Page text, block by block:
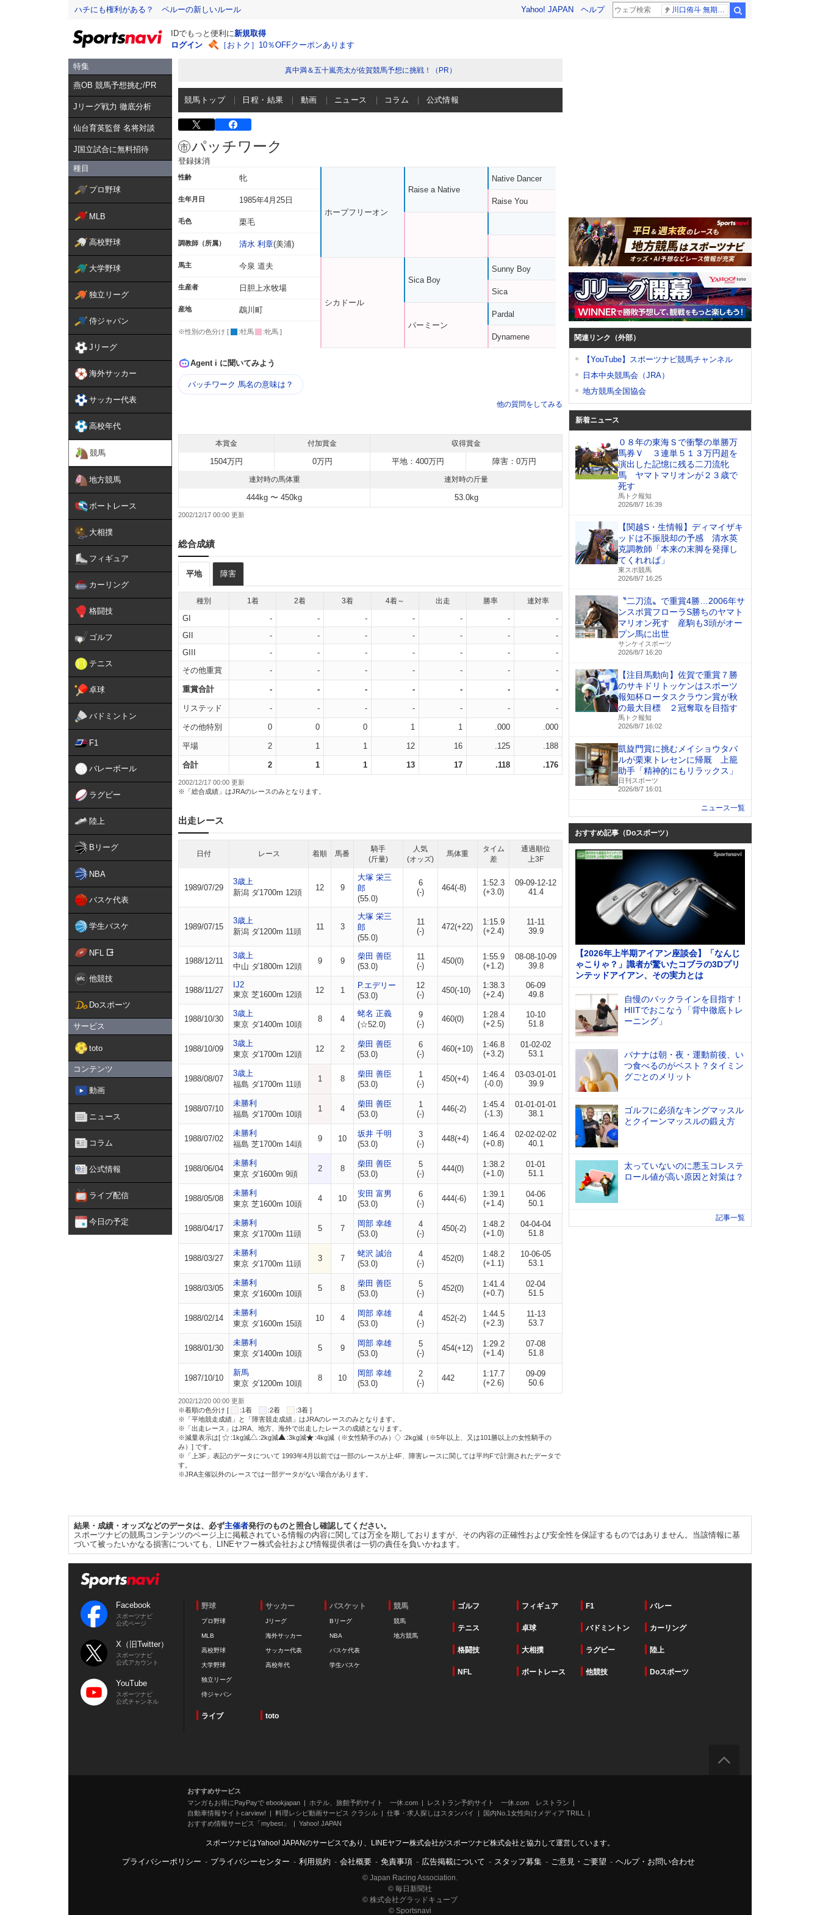
ハチにも権利がある？ ペルーの新しいルール Yahoo! JAPAN ヘルプ
IDでもっと便利に新規取得
ログイン
［おトク］10％OFFクーポンあります
特集
燕OB 競馬予想挑む/PR
Jリーグ戦力 徹底分析
仙台育英監督 名将対談
J国立試合に無料招待
種目
プロ野球
MLB
高校野球
大学野球
独立リーグ
侍ジャパン
Jリーグ
海外サッカー
サッカー代表
高校年代
競馬
地方競馬
ボートレース
大相撲
フィギュア
カーリング
格闘技
ゴルフ
テニス
卓球
バドミントン
F1
バレーボール
ラグビー
陸上
Bリーグ
NBA
バスケ代表
学生バスケ
NFL
他競技
Doスポーツ
サービス
toto
コンテンツ
動画
ニュース
コラム
公式情報
ライブ配信
今日の予定
真中満＆五十嵐亮太が佐賀競馬予想に挑戦！（PR）
競馬トップ 日程・結果 動画 ニュース コラム 公式情報
パッチワーク
登録抹消
性齢 牝
生年月日 1985年4月25日
毛色 栗毛
調教師（所属） 清水 利章(美浦)
馬主 今泉 道夫
生産者 日胆上水牧場
産地 鵡川町
※性別の色分け [ :牡馬 :牝馬 ]
ホープフリーオン
シカドール
Raise a Native
Sica Boy
パーミーン
Native Dancer
Raise You
Sunny Boy
Sica
Pardal
Dynamene
Agent i に聞いてみよう
パッチワーク 馬名の意味は？
他の質問をしてみる
本賞金 付加賞金 収得賞金
1504万円 0万円 平地：400万円 障害：0万円
連対時の馬体重 連対時の斤量
444kg 〜 450kg 53.0kg
2002/12/17 00:00
総合成績
平地 障害
種別 1着 2着 3着 4着～ 出走 勝率 連対率
GI - - - - - -
-
GII
- - - - - -
-
GIII
- - - - - -
-
その他重賞
- - - - - - -
重賞合計 - - - - - - -
リステッド - - - - - - -
その他特別 0 0 0 1 1 .000 .000
平場 2 1 1 12 16 .125 .188
合計 2 1 1 13 17 .118 .176
2002/12/17 00:00 更新
※「総合成績」はJRAのレースのみとなります。
出走レース
日付 レース 着順 馬番
騎手
(斤量)
人気
(オッズ)
馬体重
タイム
差
通過順位
上3F
1989/07/29
3歳上
新潟 ダ1700m 12頭
12 9
大塚 栄三
郎
(55.0)
6
(-)
464(-8)
1:52.3
(+3.0)
09-09-12-12
41.4
1989/07/15
3歳上
新潟 ダ1200m 11頭
11 3
大塚 栄三
郎
(55.0)
11
(-)
472(+22)
1:15.9
(+2.4)
11-11
39.9
1988/12/11
3歳上
中山 ダ1800m 12頭
9 9
柴田 善臣
(53.0)
11
(-)
450(0)
1:55.9
(+1.2)
08-08-10-09
39.8
1988/11/27
IJ2
東京 芝1600m 12頭
12 1
P.エデリー
(53.0)
12
(-)
450(-10)
1:38.3
(+2.4)
06-09
49.8
1988/10/30
3歳上
東京 ダ1400m 10頭
8 4
蛯名 正義
(☆52.0)
9
(-)
460(0)
1:28.4
(+2.5)
10-10
51.8
1988/10/09
3歳上
東京 ダ1700m 12頭
12 2
柴田 善臣
(53.0)
6
(-)
460(+10)
1:46.8
(+3.2)
01-02-02
53.1
1988/08/07
3歳上
福島 ダ1700m 11頭
1 8
柴田 善臣
(53.0)
1
(-)
450(+4)
1:46.4
(-0.0)
03-03-01-01
39.9
1988/07/10
未勝利
福島 ダ1700m 10頭
1 4
柴田 善臣
(53.0)
1
(-)
446(-2)
1:45.4
(-1.3)
01-01-01-01
38.1
1988/07/02
未勝利
福島 芝1700m 14頭
9 10
坂井 千明
(53.0)
3
(-)
448(+4)
1:46.4
(+0.8)
02-02-02-02
40.1
1988/06/04
未勝利
東京 ダ1600m 9頭
2 8
柴田 善臣
(53.0)
5
(-)
444(0)
1:38.2
(+1.0)
01-01
51.1
1988/05/08
未勝利
東京 芝1600m 10頭
4 10
安田 富男
(53.0)
6
(-)
444(-6)
1:39.1
(+1.4)
04-06
50.1
1988/04/17
未勝利
東京 ダ1700m 11頭
5 7
岡部 幸雄
(53.0)
4
(-)
450(-2)
1:48.2
(+1.0)
04-04-04
51.8
1988/03/27
未勝利
東京 ダ1700m 11頭
3 7
蛯沢 誠治
(53.0)
4
(-)
452(0)
1:48.2
(+1.1)
10-06-05
53.1
1988/03/05
未勝利
東京 ダ1600m 10頭
5 8
柴田 善臣
(53.0)
5
(-)
452(0)
1:41.4
(+0.7)
02-04
51.5
1988/02/14
未勝利
東京 ダ1600m 15頭
10 4
岡部 幸雄
(53.0)
4
(-)
452(-2)
1:44.5
(+2.3)
11-13
53.7
1988/01/30
未勝利
東京 ダ1400m 10頭
5 9
岡部 幸雄
(53.0)
5
(-)
454(+12)
1:29.2
(+1.4)
07-08
51.8
1987/10/10
新馬
東京 ダ1200m 10頭
8 10
岡部 幸雄
(53.0)
2
(-)
442
1:17.7
(+2.6)
09-09
50.6
2002/12/20 00:00 更新
※着順の色分け [
:1着 :2着
:3着 ]
※「平地競走成績」と「障害競走成績」はJRAのレースのみとなります。
※「出走レース」はJRA、地方、海外で出走したレースの成績となります。
※減量表示は[
:1kg減 :2kg減 :3kg減 :4kg減（※女性騎手のみ）
:2kg減（※5年以上、又は101勝以上の女性騎手の
み）] です。
※「上3F」表記のデータについて 1993年4月以前では一部のレースが上4F、障害レースに関しては平均Fで計測されたデータで
す。
※JRA主催以外のレースでは一部データがない場合があります。
関連リンク（外部）
【YouTube】スポーツナビ競馬チャンネル
日本中央競馬会（JRA）
地方競馬全国協会
新着ニュース
０８年の東海Ｓで衝撃の単勝万
馬券Ｖ ３連単５１３万円超を
演出した記憶に残る二刀流牝
馬 ヤマトマリオンが２３歳で
死す
馬トク報知
2026/8/7 16:39
【関越S・生情報】ディマイザキ
ッドは不振脱却の予感 清水英
克調教師「本来の末脚を発揮し
てくれれば」
東スポ競馬
2026/8/7 16:25
〝二刀流〟で重賞4勝…2006年サ
ンスポ賞フローラS勝ちのヤマト
マリオン死す 産駒も3頭がオー
プン馬に出世
サンケイスポーツ
2026/8/7 16:20
【注目馬動向】佐賀で重賞７勝
のサキドリトッケンはスポーツ
報知杯ロータスクラウン賞が秋
の最大目標 ２冠奪取を目指す
馬トク報知
2026/8/7 16:02
凱旋門賞に挑むメイショウタバ
ルが栗東トレセンに帰厩 上籠
助手「精神的にもリラックス」
日刊スポーツ
2026/8/7 16:01
ニュース一覧
おすすめ記事（Doスポーツ）
【2026年上半期アイアン座談会】「なんじ
ゃこりゃ？」識者が驚いたコブラの3Dプリ
ンテッドアイアン、その実力とは
自慢のバックラインを目指す！
HIITでおこなう「背中徹底トレ
ーニング」
バナナは朝・夜・運動前後、い
つ食べるのがベスト？タイミン
グごとのメリット
ゴルフに必須なキングマッスル
とクイーンマッスルの鍛え方
太っていないのに悪玉コレステ
ロール値が高い原因と対策は？
記事一覧
結果・成績・オッズなどのデータは、必ず主催者発行のものと照合し確認してください。
スポーツナビの競馬コンテンツのページ上に掲載されている情報の内容に関しては万全を期しておりますが、その内容の正確性および安全性を保証するものではありません。当該情報に基
づいて被ったいかなる損害についても、LINEヤフー株式会社および情報提供者は一切の責任を負いかねます。
Facebook
スポーツナビ
公式ページ
X（旧Twitter）
スポーツナビ
公式アカウント
YouTube
スポーツナビ
公式チャンネル
野球
プロ野球
MLB
高校野球
大学野球
独立リーグ
侍ジャパン
サッカー
Jリーグ
海外サッカー
サッカー代表
高校年代
バスケット
Bリーグ
NBA
バスケ代表
学生バスケ
競馬
競馬
地方競馬
ゴルフ フィギュア F1 バレー
テニス 卓球 バドミントン カーリング
格闘技 大相撲 ラグビー 陸上
NFL ボートレース 他競技 Doスポーツ
ライブ toto
おすすめサービス
マンガもお得にPayPayで ebookjapan
ホテル、旅館予約サイト 一休.com
レストラン予約サイト 一休.com レストラン
自動車情報サイトcarview!
料理レシピ動画サービス クラシル 仕事・求人探しはスタンバイ
国内No.1女性向けメディア TRILL
おすすめ情報サービス「mybest」
Yahoo! JAPAN
スポーツナビはYahoo! JAPANのサービスであり、LINEヤフー株式会社がスポーツナビ株式会社と協力して運営しています。
プライバシーポリシー - プライバシーセンター - 利用規約 - 会社概要 - 免責事項 - 広告掲載について - スタッフ募集 - ご意見・ご要望 - ヘルプ・お問い合わせ
© Japan Racing Association.
© 毎日新聞社
© 株式会社グラッドキューブ
© Sportsnavi